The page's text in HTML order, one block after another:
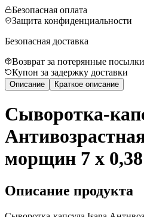
Безопасная оплата
Защита конфиденциальности
Безопасная доставка
Возврат за потерянные посылки
Купон за задержку доставки
Описание Краткое описание
Сыворотка-
морщин 7 x
Описание продукта